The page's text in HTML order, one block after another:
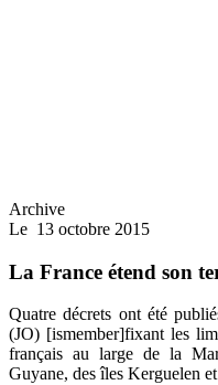
Archive
Le 13 octobre 2015
La France étend son
Quatre décrets ont été
(JO) [ismember]fixant les
français au large de la
Guyane, des îles Kerguelen